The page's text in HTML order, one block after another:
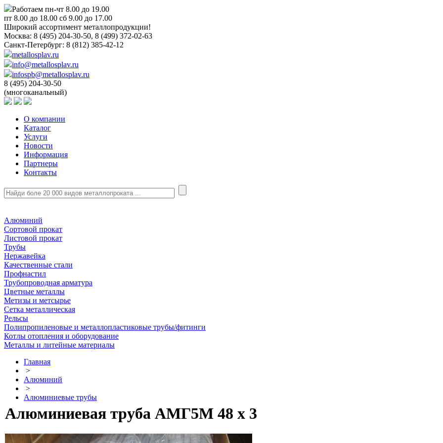
Работаем пн-чт 8.00 до 19.00
пт 8.00 до 18.00 сб 9.00 до 17.00
Широкий ассортимент металлопродукции!
Москва: 8 (495) 204-30-50, 8 (499) 372-02-63
Санкт-Петербург: 8 (812) 385-42-12
metallosplav.ru
info@metallosplav.ru
infospb@metallosplav.ru
8 (495) 204-30-50
(многоканальный)
О компании
Каталог
Услуги
Новости
Информация
Партнеры
Контакты
Алюминий
Сортовой прокат
Листовой прокат
Трубы
Нержавейка
Качественные стали
Профнастил
Трубопроводная арматура
Цветные металлы
Метизы и метсырье
Сетка металлическая
Рельсы
Полипропиленовые и металлопластиковые трубы/фитинги
Котлы отопления и оборудование
Металлы и литейные материалы
Главная
>
Алюминий
>
Алюминиевые трубы
Алюминиевая труба АМГ5М 48 х 3